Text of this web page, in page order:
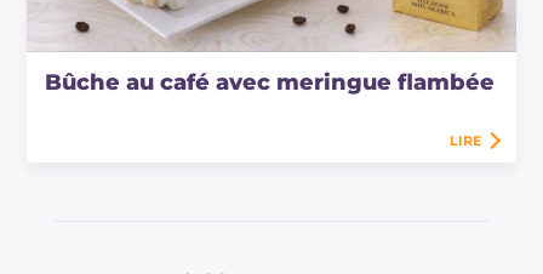
Bûche au café avec meringue flambée
LIRE